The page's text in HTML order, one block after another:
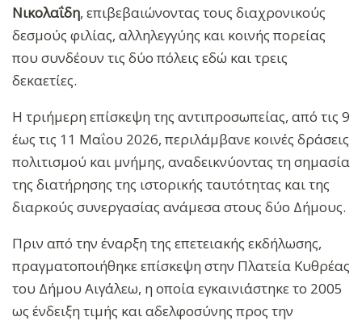
Νικολαΐδη, επιβεβαιώνοντας τους διαχρονικούς
δεσμούς φιλίας, αλληλεγγύης και κοινής πορείας
που συνδέουν τις δύο πόλεις εδώ και τρεις
δεκαετίες.
Η τριήμερη επίσκεψη της αντιπροσωπείας, από τις 9
έως τις 11 Μαΐου 2026, περιλάμβανε κοινές δράσεις
πολιτισμού και μνήμης, αναδεικνύοντας τη σημασία
της διατήρησης της ιστορικής ταυτότητας και της
διαρκούς συνεργασίας ανάμεσα στους δύο Δήμους.
Πριν από την έναρξη της επετειακής εκδήλωσης,
πραγματοποιήθηκε επίσκεψη στην Πλατεία Κυθρέας
του Δήμου Αιγάλεω, η οποία εγκαινιάστηκε το 2005
ως ένδειξη τιμής και αδελφοσύνης προς την